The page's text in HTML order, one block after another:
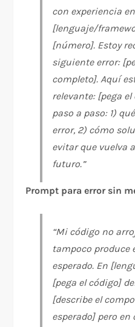
con experiencia en
[lenguaje/
[número]. Estoy
siguiente error:
completo]. Aquí
relevante: [pega
paso a paso: 1)
error, 2) cómo
evitar que vuelva
futuro.”
Prompt para error sin
“Mi código no
tampoco produce
esperado. En
[pega el código]
[describe el
esperado] pero en